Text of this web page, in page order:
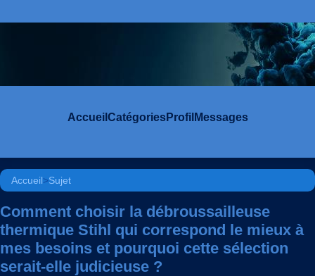
Accueil CatégoriesProfil Messages
Accueil>Sujet
Comment choisir la débroussailleuse
thermique Stihl qui correspond le mieux à
mes besoins et pourquoi cette sélection
serait-elle judicieuse ?